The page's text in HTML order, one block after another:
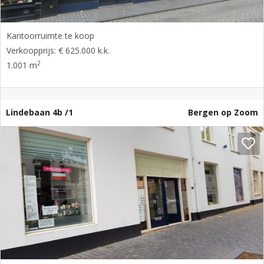
Kantoorruimte te koop
Verkoopprijs: € 625.000 k.k.
1.001 m2
Lindebaan 4b /1 Bergen op Zoom